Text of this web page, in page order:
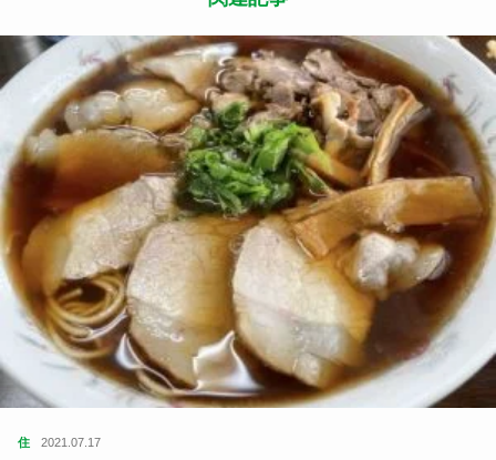
この記事が気に入ったら
いいね または フォローしてね！
Follow Me
よかったらシェアしてね